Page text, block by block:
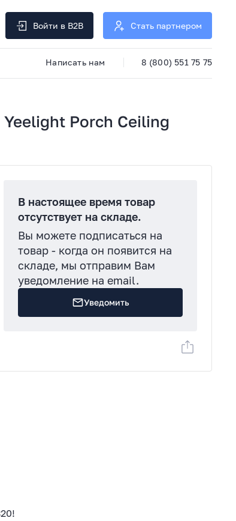
Войти в B2B Стать партнером
Написать нам 8 (800) 551 75 75
Porch Ceiling
В настоящее время товар
отсутствует на складе.
Вы можете подписаться на
товар - когда он появится на
складе, мы отправим Вам
уведомление на email.
Уведомить